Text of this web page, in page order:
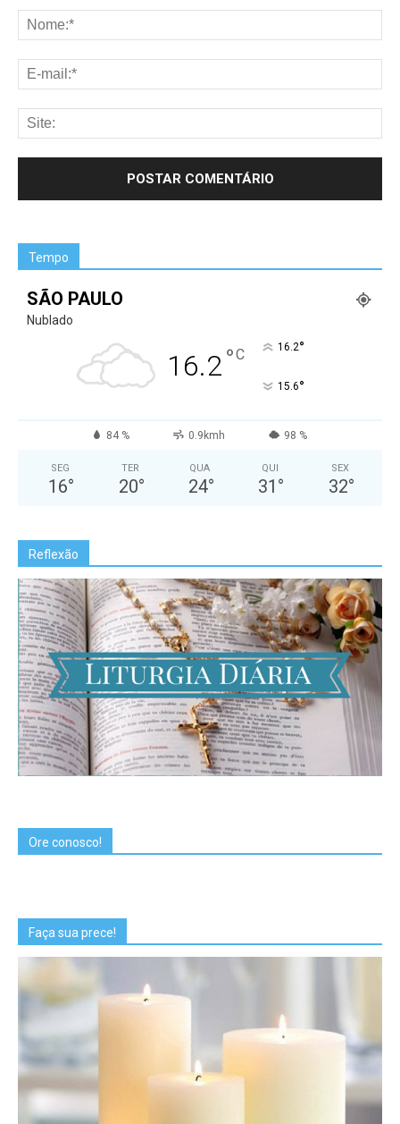
Tempo
SÃO PAULO
Nublado
16.2°C 16.2°
15.6°
84 % 0.9kmh 98 %
SEG
16°
TER
20°
QUA
24°
QUI
31 °
SEX
32°
Reflexão
Ore conosco!
Faça sua prece!